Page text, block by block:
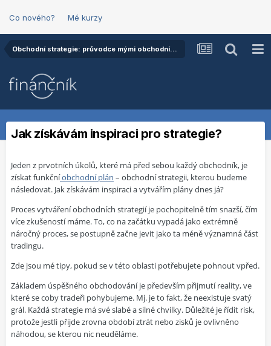
Co nového? Mé kurzy
Obchodní strategie: průvodce mými obchodními plány
Jak získávám inspiraci pro strategie?
Jeden z prvotních úkolů, které má před sebou každý obchodník, je
získat funkčníobchodní plán – obchodní strategii, kterou budeme
následovat. Jak získávám inspiraci a vytvářím plány dnes já?
Proces vytváření obchodních strategií je pochopitelně tím snazší, čím
více zkušeností máme. To, co na začátku vypadá jako extrémně
náročný proces, se postupně začne jevit jako ta méně významná část
tradingu.
Zde jsou mé tipy, pokud se v této oblasti potřebujete pohnout vpřed.
Základem úspěšného obchodování je především přijmutí reality, ve
které se coby tradeři pohybujeme. Mj. je to fakt, že neexistuje svatý
grál. Každá strategie má své slabé a silné chvilky. Důležité je řídit risk,
protože jestli přijde zrovna období ztrát nebo zisků je ovlivněno
náhodou, se kterou nic neuděláme.